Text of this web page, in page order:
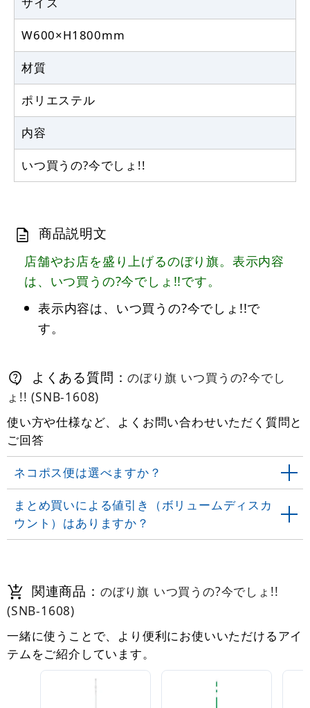
W600×H1800mm
材質
ポリエステル
内容
いつ買うの?今でしょ!!
商品説明文
店舗やお店を盛り上げるのぼり旗。表示内容
は、いつ買うの?今でしょ!!です。
表示内容は、いつ買うの?今でしょ!!で
す。
よくある質問：のぼり旗 いつ買うの?今でし
ょ!! (SNB-1608)
使い方や仕様など、よくお問い合わせいただく質問と
ご回答
ネコポス便は選べますか？
まとめ買いによる値引き（ボリュームディスカ
ウント）はありますか？
関連商品： のぼり旗 いつ買うの?今でしょ!!
(SNB-1608)
一緒に使うことで、より便利にお使いいただけるアイ
テムをご紹介しています。